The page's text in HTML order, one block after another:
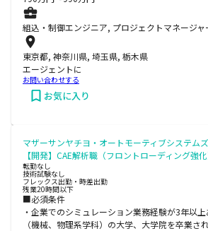
組込・制御エンジニア, プロジェクトマネージャ
東京都, 神奈川県, 埼玉県, 栃木県
エージェントに
お問い合わせする
お気に入り
マザーサンヤチヨ・オートモーティブシステム
【開発】CAE解析職（フロントローディング強化
転勤なし
技術試験なし
フレックス出勤・時差出勤
残業20時間以下
■必須条件
・企業でのシミュレーション業務経験が3年以
（機械、物理系学科）の大学、大学院を卒業さ